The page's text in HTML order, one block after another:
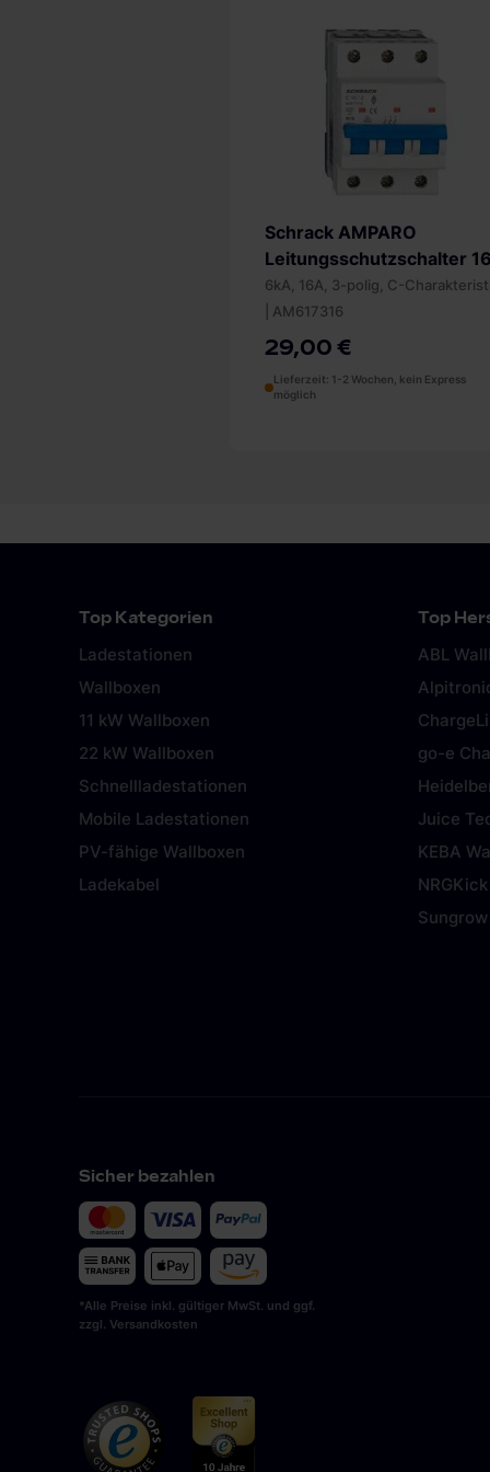
Schrack AMPARO
Leitungsschutzschalter
6kA, 16A, 3-polig, C-
| AM617316
29,00 €
Lieferzeit: 1-2 Wochen, kein Express
möglich